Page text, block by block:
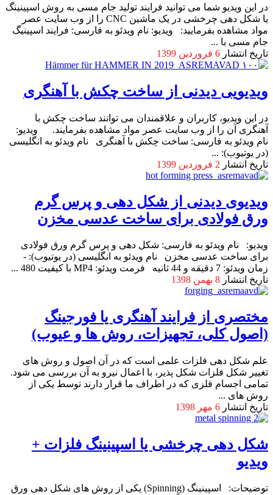
در این ویدیو شما می توانید فرایند تولید جام مسی به روش اسپینینگ
یا شکل دهی چرخشی در یک ماشین CNC را از وب سایت عصر
مواد مشاهده بفرمایید: ویدیو: نام ویدئو به فارسی: فرایند اسپینیگ
جام مسی با ...
تاریخ انتشار 6 فروردین 1399
ویدیویی دیدنی از ساخت چکش با آهنگری
در این ویدیو، کاربران و علاقمندان می توانند ساخت چکش با
آهنگری آن را از وب سایت عصر مواد مشاهده بفرمایند. ویدیو:
نام ویدئو به فارسی: ساخت چکش با آهنگری نام ویدئو به انگلیسی
(در یوتیوب): ...
تاریخ انتشار 2 فروردین 1399
ویدیوی دیدنی از شکل دهی و پرس گرم
ورق فولادی برای ساخت عدسی مخزن
ویدیو: نام ویدئو به فارسی: شکل دهی و پرس گرم ورق فولادی
برای ساخت عدسی مخزن نام ویدئو به انگلیسی (در یوتیوب): -
زمان ویدئو: 7 دقیقه و 44 ثانیه فرمت ویدئو: MP4 با کیفیت 480 ...
تاریخ انتشار 8 بهمن 1398
مختصری از فرایند آهنگری یا فورجینگ
(اصول کلی، تجهیزات، روش ها و عیوب)
علم شکل­ دهی فلزات علمی است که در آن اصول و روش­ های
تغییر شکل فلزات شکل­ پذیر، با اعمال نیرو به آن بررسی می ­شود.
تمامی اجسام فلزی که در اطراف ما قرار دارند توسط یکی از
روش های ...
تاریخ انتشار 6 مهر 1398
شکل دهی چرخشی یا اسپینینگ فلزات +
ویدیو
توضیحات: اسپینینگ (Spinning) یکی از روش‌ های شکل ‌دهی ورق